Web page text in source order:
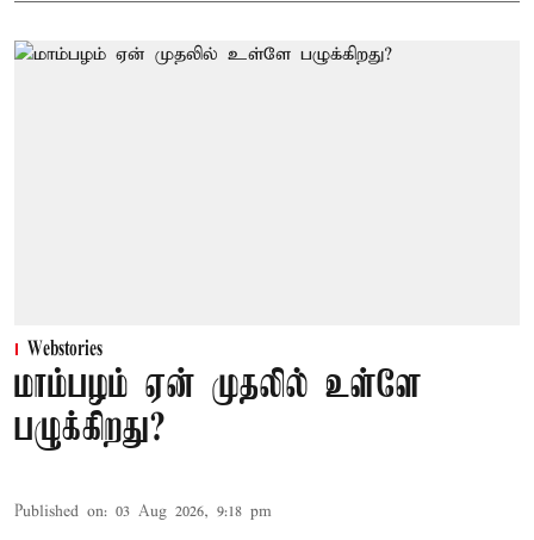
Webstories
மாம்பழம் ஏன் முதலில் உள்ளே
பழுக்கிறது?
Published on: 03 Aug 2026, 9:18 pm